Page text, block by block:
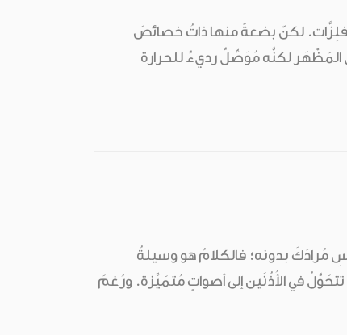
لكنّ بضعةً منها ذاتُ خصائصَ
المَظْهَر لكنَّه مُوَصِّلٌ رديءٌ للحرارة
مُرادَكَ بدونه؛ فالكلامُ هو وسيلةُ
في الأُذُنَين إلى أصواتٍ مُتمَيِّزة. ورُغمَ